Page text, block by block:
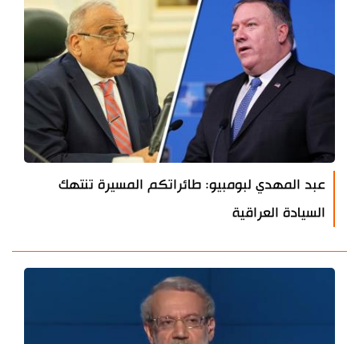
عبد المهدي لبومبيو: طائراتكم المسيرة تنتهك
السيادة العراقية